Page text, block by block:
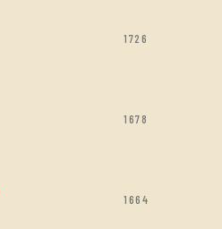
1726
1678
1664